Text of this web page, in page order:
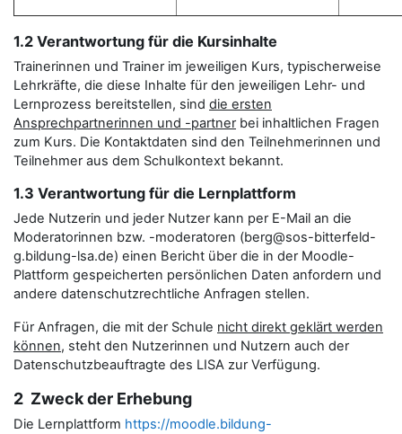
1.2 Verantwortung für die Kursinhalte
Trainerinnen und Trainer im jeweiligen Kurs, typischerweise
Lehrkräfte, die diese Inhalte für den jeweiligen Lehr- und
Lernprozess bereitstellen, sind die ersten
Ansprechpartnerinnen und -partnerbei inhaltlichen Fragen
zum Kurs. Die Kontaktdaten sind den Teilnehmerinnen und
Teilnehmer aus dem Schulkontext bekannt.
1.3 Verantwortung für die Lernplattform
Jede Nutzerin und jeder Nutzer kann per E-Mail an die
Moderatorinnen bzw. -moderatoren (berg@sos-bitterfeld-
g.bildung-lsa.de) einen Bericht über die in der Moodle-
Plattform gespeicherten persönlichen Daten anfordern und
andere datenschutzrechtliche Anfragen stellen.
Für Anfragen, die mit der Schule nicht direkt geklärt werden
können, steht den Nutzerinnen und Nutzern auch der
Datenschutzbeauftragte des LISA zur Verfügung.
2 Zweck der Erhebung
Die Lernplattform https://moodle.bildung-